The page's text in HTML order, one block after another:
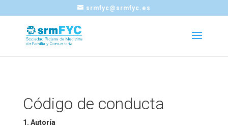
srmfyc@srmfyc.es
Código de conducta
1. Autoría